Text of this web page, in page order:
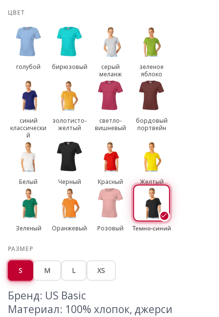
ЦВЕТ
голубой бирюзовый
серый
меланж
зеленое
яблоко
синий
классически
й
золотисто-
желтый
светло-
вишневый
бордовый
портвейн
Белый Черный Красный Желтый
Зеленый Оранжевый Розовый Темно-синий
РАЗМЕР
S M L XS
Бренд: US Basic
Материал: 100% хлопок, джерси